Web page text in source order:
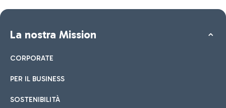
La nostra Mission
CORPORATE
PER IL BUSINESS
SOSTENIBILITÀ